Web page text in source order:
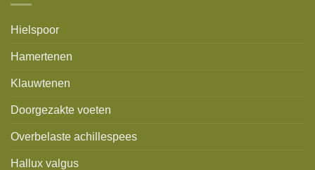
Hielspoor
Hamertenen
Klauwtenen
Doorgezakte voeten
Overbelaste achillespees
Hallux valgus